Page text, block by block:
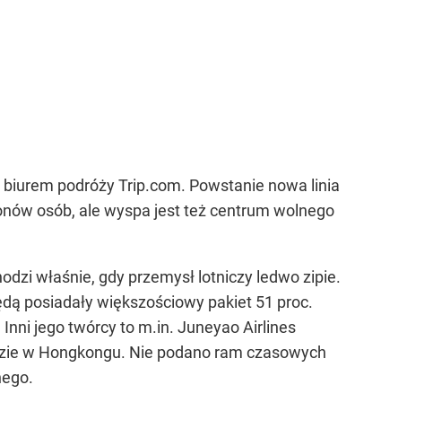
podróży Trip.com. Powstanie nowa linia
osób, ale wyspa jest też centrum wolnego
właśnie, gdy przemysł lotniczy ledwo zipie.
posiadały większościowy pakiet 51 proc.
jego twórcy to m.in. Juneyao Airlines
w Hongkongu. Nie podano ram czasowych